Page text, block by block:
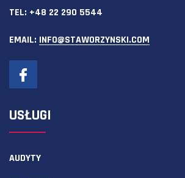
TEL: +48 22 290 5544
EMAIL: INFO@STAWORZYNSKI.COM
USŁUGI
AUDYTY